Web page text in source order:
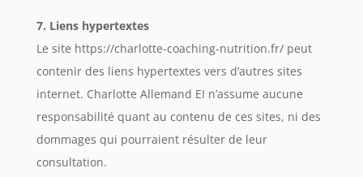
7. Liens hypertextes
Le site https://charlotte-coaching-nutrition.fr/ peut
contenir des liens hypertextes vers d’autres sites
internet. Charlotte Allemand EI n’assume aucune
responsabilité quant au contenu de ces sites, ni des
dommages qui pourraient résulter de leur
consultation.